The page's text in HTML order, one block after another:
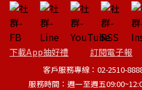
下載App抽好禮 訂閱電子報
客戶服務專線：02-2510-
服務時間：週一至週五